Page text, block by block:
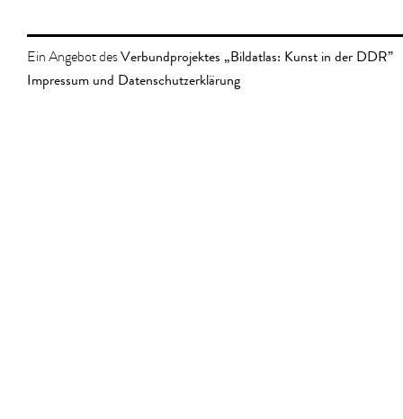
Ein Angebot desVerbundprojektes „Bildatlas: Kunst in der DDR”
Impressum und Datenschutzerklärung